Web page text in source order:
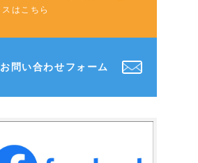
スはこちら
お問い合わせフォーム